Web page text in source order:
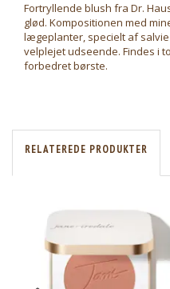
Fortryllende blush fra Dr.
glød. Kompositionen med
lægeplanter, specielt af
velplejet udseende. Findes i
forbedret børste.
RELATEREDE PRODUKTER